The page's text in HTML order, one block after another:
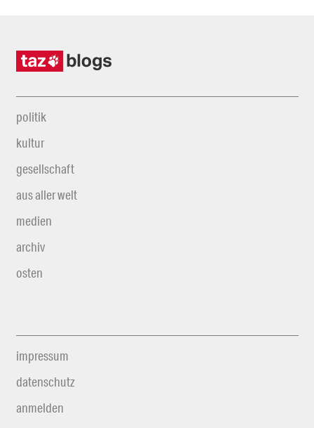
politik
kultur
gesellschaft
aus aller welt
medien
archiv
osten
impressum
datenschutz
anmelden